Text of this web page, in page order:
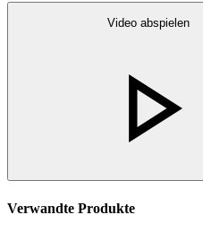
Video abspielen
Verwandte Produkte